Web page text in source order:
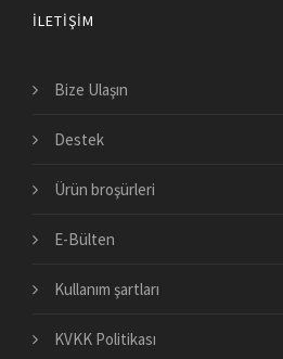
İLETIŞIM
Bize Ulaşın
Destek
Ürün broşürleri
E-Bülten
Kullanım şartları
KVKK Politikası